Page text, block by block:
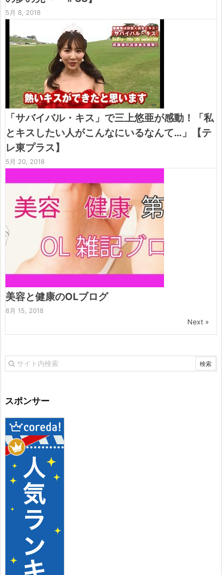
5月 8, 2018
「サバイバル・キス」で三上悠亜が感動！「私
とキスしたい人がこんなにいるなんて…」【テ
レ東プラス】
5月 20, 2018
美容と健康のOLブログ
8月 15, 2018
Next »
スポンサー